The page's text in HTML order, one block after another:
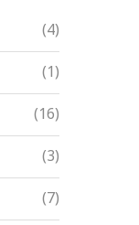
(4)
(1)
(16)
(3)
(7)